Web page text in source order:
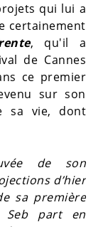
qui lui a
certainement
, qu'il a
de Cannes
ce premier
sur son
sa vie, dont
de son
d’hier
sa première
Seb part en